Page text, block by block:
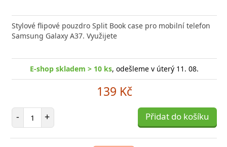
Stylové flipové pouzdro Split Book case pro mobilní telefon
Samsung Galaxy A37. Využijete
E-shop skladem > 10 ks, odešleme v úterý 11. 08.
139 Kč
- Počet položek
+ Přidat do košíku